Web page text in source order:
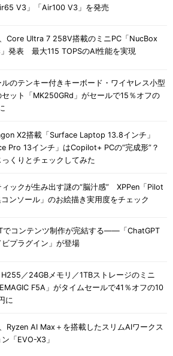
V3」「Air100 V3」を発売
Core Ultra 7 258V搭載のミニPC「NucBox
」発表 最大115 TOPSのAI性能を実現
ルのテンキー付きキーボード・ワイヤレス小型
セット「MK250GRd」がセールで15％オフの
X2搭載「Surface Laptop 13.8インチ」
Pro 13インチ」はCopilot+ PCの“完成形”？
くりとチェックしてみた
ィックが生み出す謎の“脳汁感” XPPen「Pilot
ンソール」のお絵描き実用度をチェック
でコンテンツ制作が完結する――「ChatGPT
ビプラグイン」が登場
／24GBメモリ／1TBストレージのミニ
F5A」がタイムセールで41％オフの10
に
Ryzen AI Max＋を搭載したスリムAIワークス
「EVO-X3」